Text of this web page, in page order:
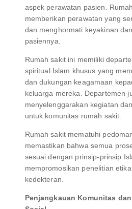
aspek perawatan pasien.
memberikan perawatan yang
dan menghormati keyakinan
pasiennya.
Rumah sakit ini memiliki
spiritual Islam khusus yang
dan dukungan keagamaan
keluarga mereka. Departemen
menyelenggarakan kegiatan
untuk komunitas rumah sakit.
Rumah sakit mematuhi
memastikan bahwa semua
sesuai dengan prinsip-prinsip
mempromosikan penelitian
kedokteran.
Penjangkauan Komunitas